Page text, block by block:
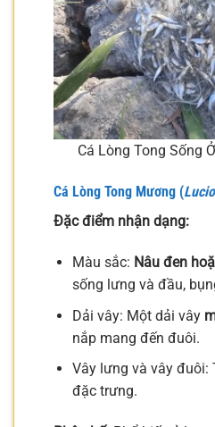
Cá Lòng Tong Sống
Cá Lòng Tong Mương (
Đặc điểm nhận dạng:
Màu sắc: Nâu đen
sống lưng và đầu,
Dải vây: Một dải vây
nắp mang đến đuôi.
Vây lưng và vây đuôi:
đặc trưng.